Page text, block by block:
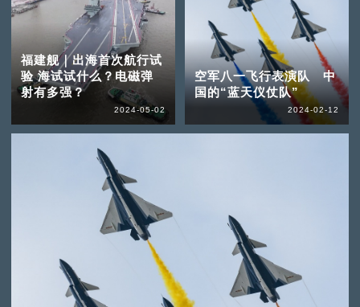
福建舰｜出海首次航行试
验 海试试什么？电磁弹
射有多强？
2024-05-02
空军八一飞行表演队 中
国的“蓝天仪仗队”
2024-02-12